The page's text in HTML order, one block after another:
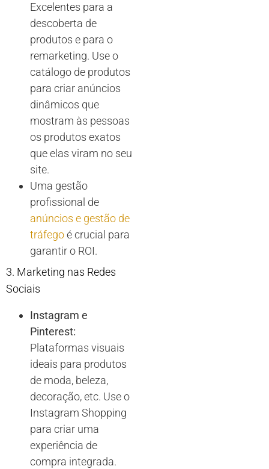
Excelentes para a
descoberta de
produtos e para o
remarketing. Use o
catálogo de produtos
para criar anúncios
dinâmicos que
mostram às pessoas
os produtos exatos
que elas viram no seu
site.
Uma gestão
profissional de
anúncios e gestão de
tráfegoé crucial para
garantir o ROI.
3. Marketing nas Redes
Sociais
Instagram e
Pinterest:
Plataformas visuais
ideais para produtos
de moda, beleza,
decoração, etc. Use o
Instagram Shopping
para criar uma
experiência de
compra integrada.